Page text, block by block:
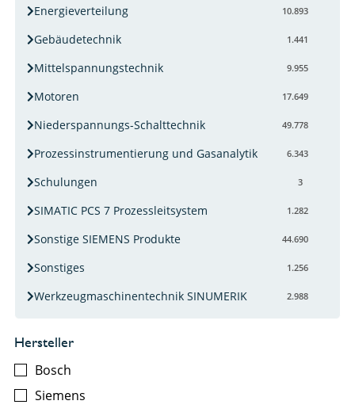
Energieverteilung 10.893
Gebäudetechnik 1.441
Mittelspannungstechnik 9.955
Motoren 17.649
Niederspannungs-Schalttechnik 49.778
Prozessinstrumentierung und Gasanalytik 6.343
Schulungen 3
SIMATIC PCS 7 Prozessleitsystem 1.282
Sonstige SIEMENS Produkte 44.690
Sonstiges 1.256
Werkzeugmaschinentechnik SINUMERIK 2.988
Hersteller
Bosch
Siemens